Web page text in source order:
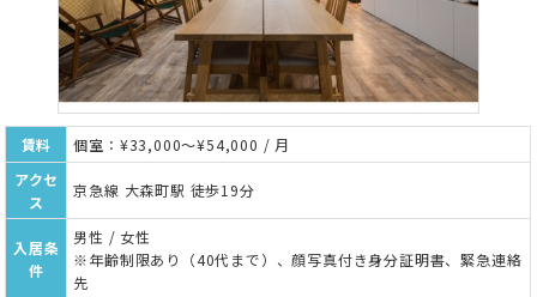
賃料
個室：¥33,000～¥54,000 / 月
アクセ
ス
京急線 大森町駅 徒歩19分
入居条
件
男性 / 女性
※年齢制限あり（40代まで）、顔写真付き身分証明書、緊急連絡
先